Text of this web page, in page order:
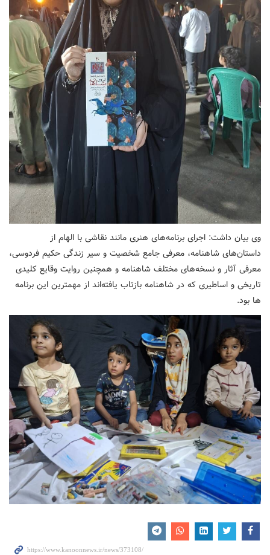
وی بیان داشت: اجرای برنامه‌های هنری مانند نقاشی با الهام از
داستان‌های شاهنامه، معرفی جامع شخصیت و سیر زندگی حکیم فردوسی،
معرفی آثار و نسخه‌های مختلف شاهنامه و همچنین روایت وقایع کلیدی
تاریخی و اساطیری که در شاهنامه بازتاب یافته‌اند از مهمترین این برنامه
ها بود.